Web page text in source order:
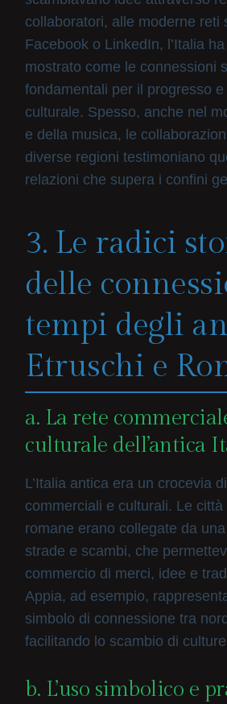
collaboratori, alle moderne reti
Facebook o LinkedIn, l’Italia
mostrato come le connessioni
fondamentali per il progresso
culturale. Spesso, anche nel
e della musica, le
diverse regioni testimoniano
relazioni che supera i confini
3. Le radici
delle
tempi degli
Etruschi e
a. La rete
culturale dell’antica
L’Italia antica era un crocevia
commerciali e culturali. Le città
romane erano collegate da
strade e scambi, che
commercio di merci, idee e
Appia, ad esempio,
simbolo di connessione tra
facilitando lo scambio di
b. L’uso simbolico e